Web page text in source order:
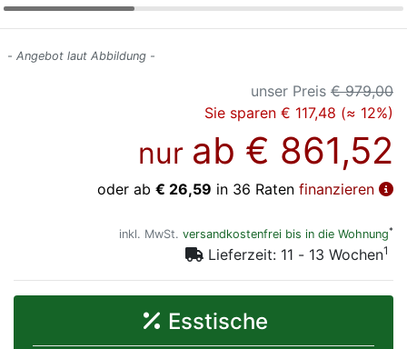
- Angebot laut Abbildung -
unser Preis € 979,00
Sie sparen € 117,48 (≈ 12%)
nur ab € 861,52
oder ab € 26,59 in 36 Raten finanzieren
inkl. MwSt. versandkostenfrei bis in die Wohnung*
Lieferzeit: 11 - 13 Wochen1
Esstische
Deals